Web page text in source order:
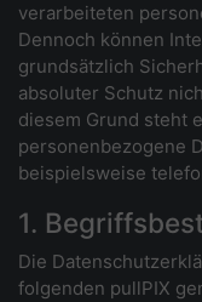
verarbeiteten
Dennoch können
grundsätzlich
absoluter Schutz
diesem Grund steht
personenbezogene
beispielsweise
1.
Die
folgenden pullPIX